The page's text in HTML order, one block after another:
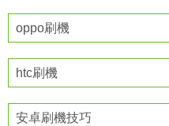
oppo刷機
htc刷機
安卓刷機技巧